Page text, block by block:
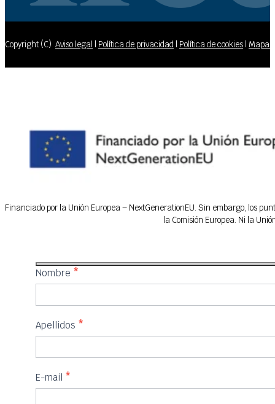
Copyright (C) Aviso legal Política de privacidad Política de cookies Mapa
Financiado por la Unión Europea – NextGenerationEU. Sin embargo, los
la Comisión Europea. Ni la
IFEDES
Nombre *
Apellidos *
E-mail *